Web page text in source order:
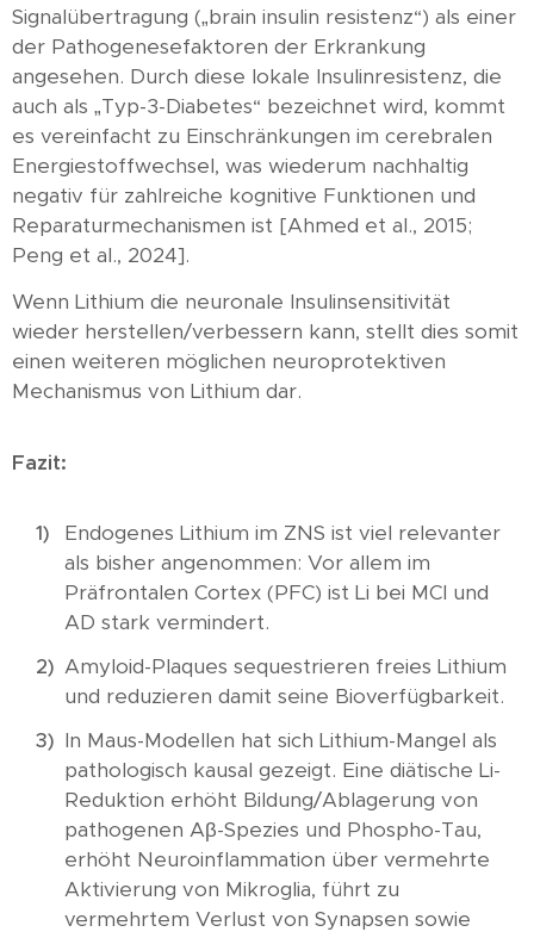
Signalübertragung („brain insulin resistenz“) als einer
der Pathogenesefaktoren der Erkrankung
angesehen. Durch diese lokale Insulinresistenz, die
auch als „Typ-3-Diabetes“ bezeichnet wird, kommt
es vereinfacht zu Einschränkungen im cerebralen
Energiestoffwechsel, was wiederum nachhaltig
negativ für zahlreiche kognitive Funktionen und
Reparaturmechanismen ist [Ahmed et al., 2015;
Peng et al., 2024].
Wenn Lithium die neuronale Insulinsensitivität
wieder herstellen/verbessern kann, stellt dies somit
einen weiteren möglichen neuroprotektiven
Mechanismus von Lithium dar.
Fazit:
Endogenes Lithium im ZNS ist viel relevanter
als bisher angenommen: Vor allem im
Präfrontalen Cortex (PFC) ist Li bei MCI und
AD stark vermindert.
Amyloid-Plaques sequestrieren freies Lithium
und reduzieren damit seine Bioverfügbarkeit.
In Maus-Modellen hat sich Lithium-Mangel als
pathologisch kausal gezeigt. Eine diätische Li-
Reduktion erhöht Bildung/Ablagerung von
pathogenen Aβ-Spezies und Phospho-Tau,
erhöht Neuroinflammation über vermehrte
Aktivierung von Mikroglia, führt zu
vermehrtem Verlust von Synapsen sowie